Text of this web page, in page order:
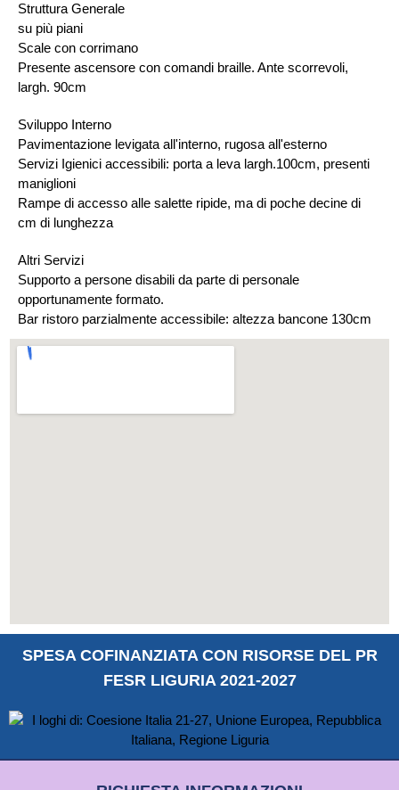
Struttura Generale
su più piani
Scale con corrimano
Presente ascensore con comandi braille. Ante scorrevoli,
largh. 90cm
Sviluppo Interno
Pavimentazione levigata all'interno, rugosa all'esterno
Servizi Igienici accessibili: porta a leva largh.100cm, presenti
maniglioni
Rampe di accesso alle salette ripide, ma di poche decine di
cm di lunghezza
Altri Servizi
Supporto a persone disabili da parte di personale
opportunamente formato.
Bar ristoro parzialmente accessibile: altezza bancone 130cm
SPESA COFINANZIATA CON RISORSE DEL PR
FESR LIGURIA 2021-2027